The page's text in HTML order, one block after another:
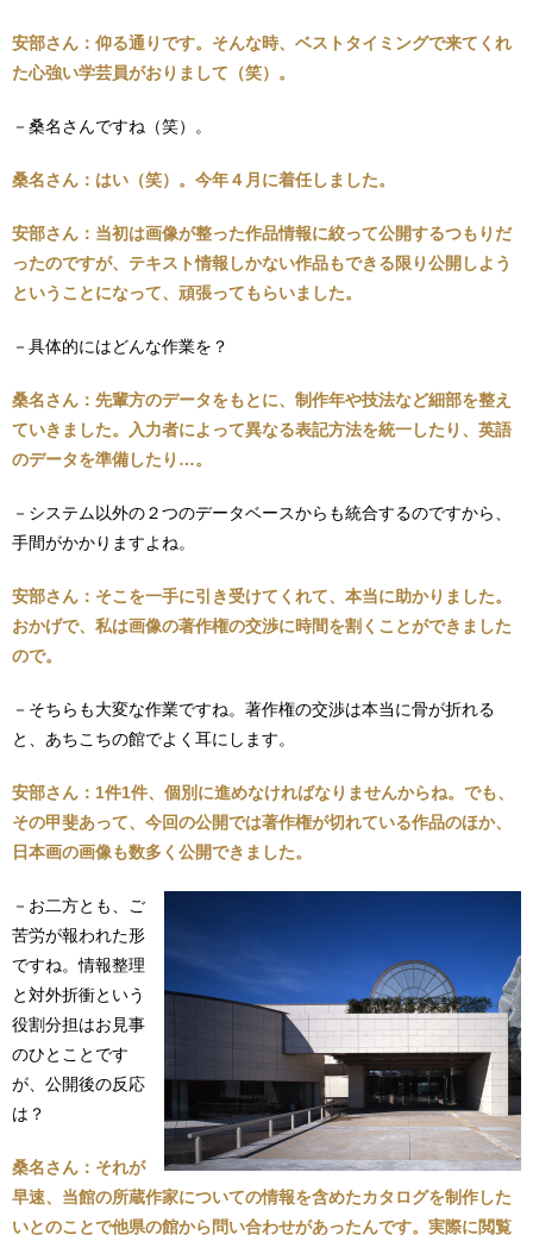
安部さん：仰る通りです。そんな時、ベストタイミングで来てくれ
た心強い学芸員がおりまして（笑）。
－桑名さんですね（笑）。
桑名さん：はい（笑）。今年４月に着任しました。
安部さん：当初は画像が整った作品情報に絞って公開するつもりだ
ったのですが、テキスト情報しかない作品もできる限り公開しよう
ということになって、頑張ってもらいました。
－具体的にはどんな作業を？
桑名さん：先輩方のデータをもとに、制作年や技法など細部を整え
ていきました。入力者によって異なる表記方法を統一したり、英語
のデータを準備したり…。
－システム以外の２つのデータベースからも統合するのですから、
手間がかかりますよね。
安部さん：そこを一手に引き受けてくれて、本当に助かりました。
おかげで、私は画像の著作権の交渉に時間を割くことができました
ので。
－そちらも大変な作業ですね。著作権の交渉は本当に骨が折れる
と、あちこちの館でよく耳にします。
安部さん：1件1件、個別に進めなければなりませんからね。でも、
その甲斐あって、今回の公開では著作権が切れている作品のほか、
日本画の画像も数多く公開できました。
－お二方とも、ご
苦労が報われた形
ですね。情報整理
と対外折衝という
役割分担はお見事
のひとことです
が、公開後の反応
は？
桑名さん：それが
早速、当館の所蔵作家についての情報を含めたカタログを制作した
いとのことで他県の館から問い合わせがあったんです。実際に閲覧